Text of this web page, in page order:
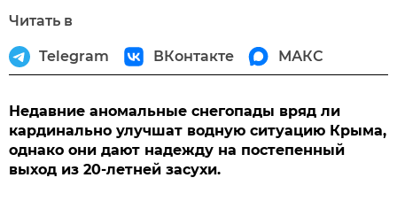
Читать в
Telegram ВКонтакте МАКС
Недавние аномальные снегопады вряд ли
кардинально улучшат водную ситуацию Крыма,
однако они дают надежду на постепенный
выход из 20-летней засухи.